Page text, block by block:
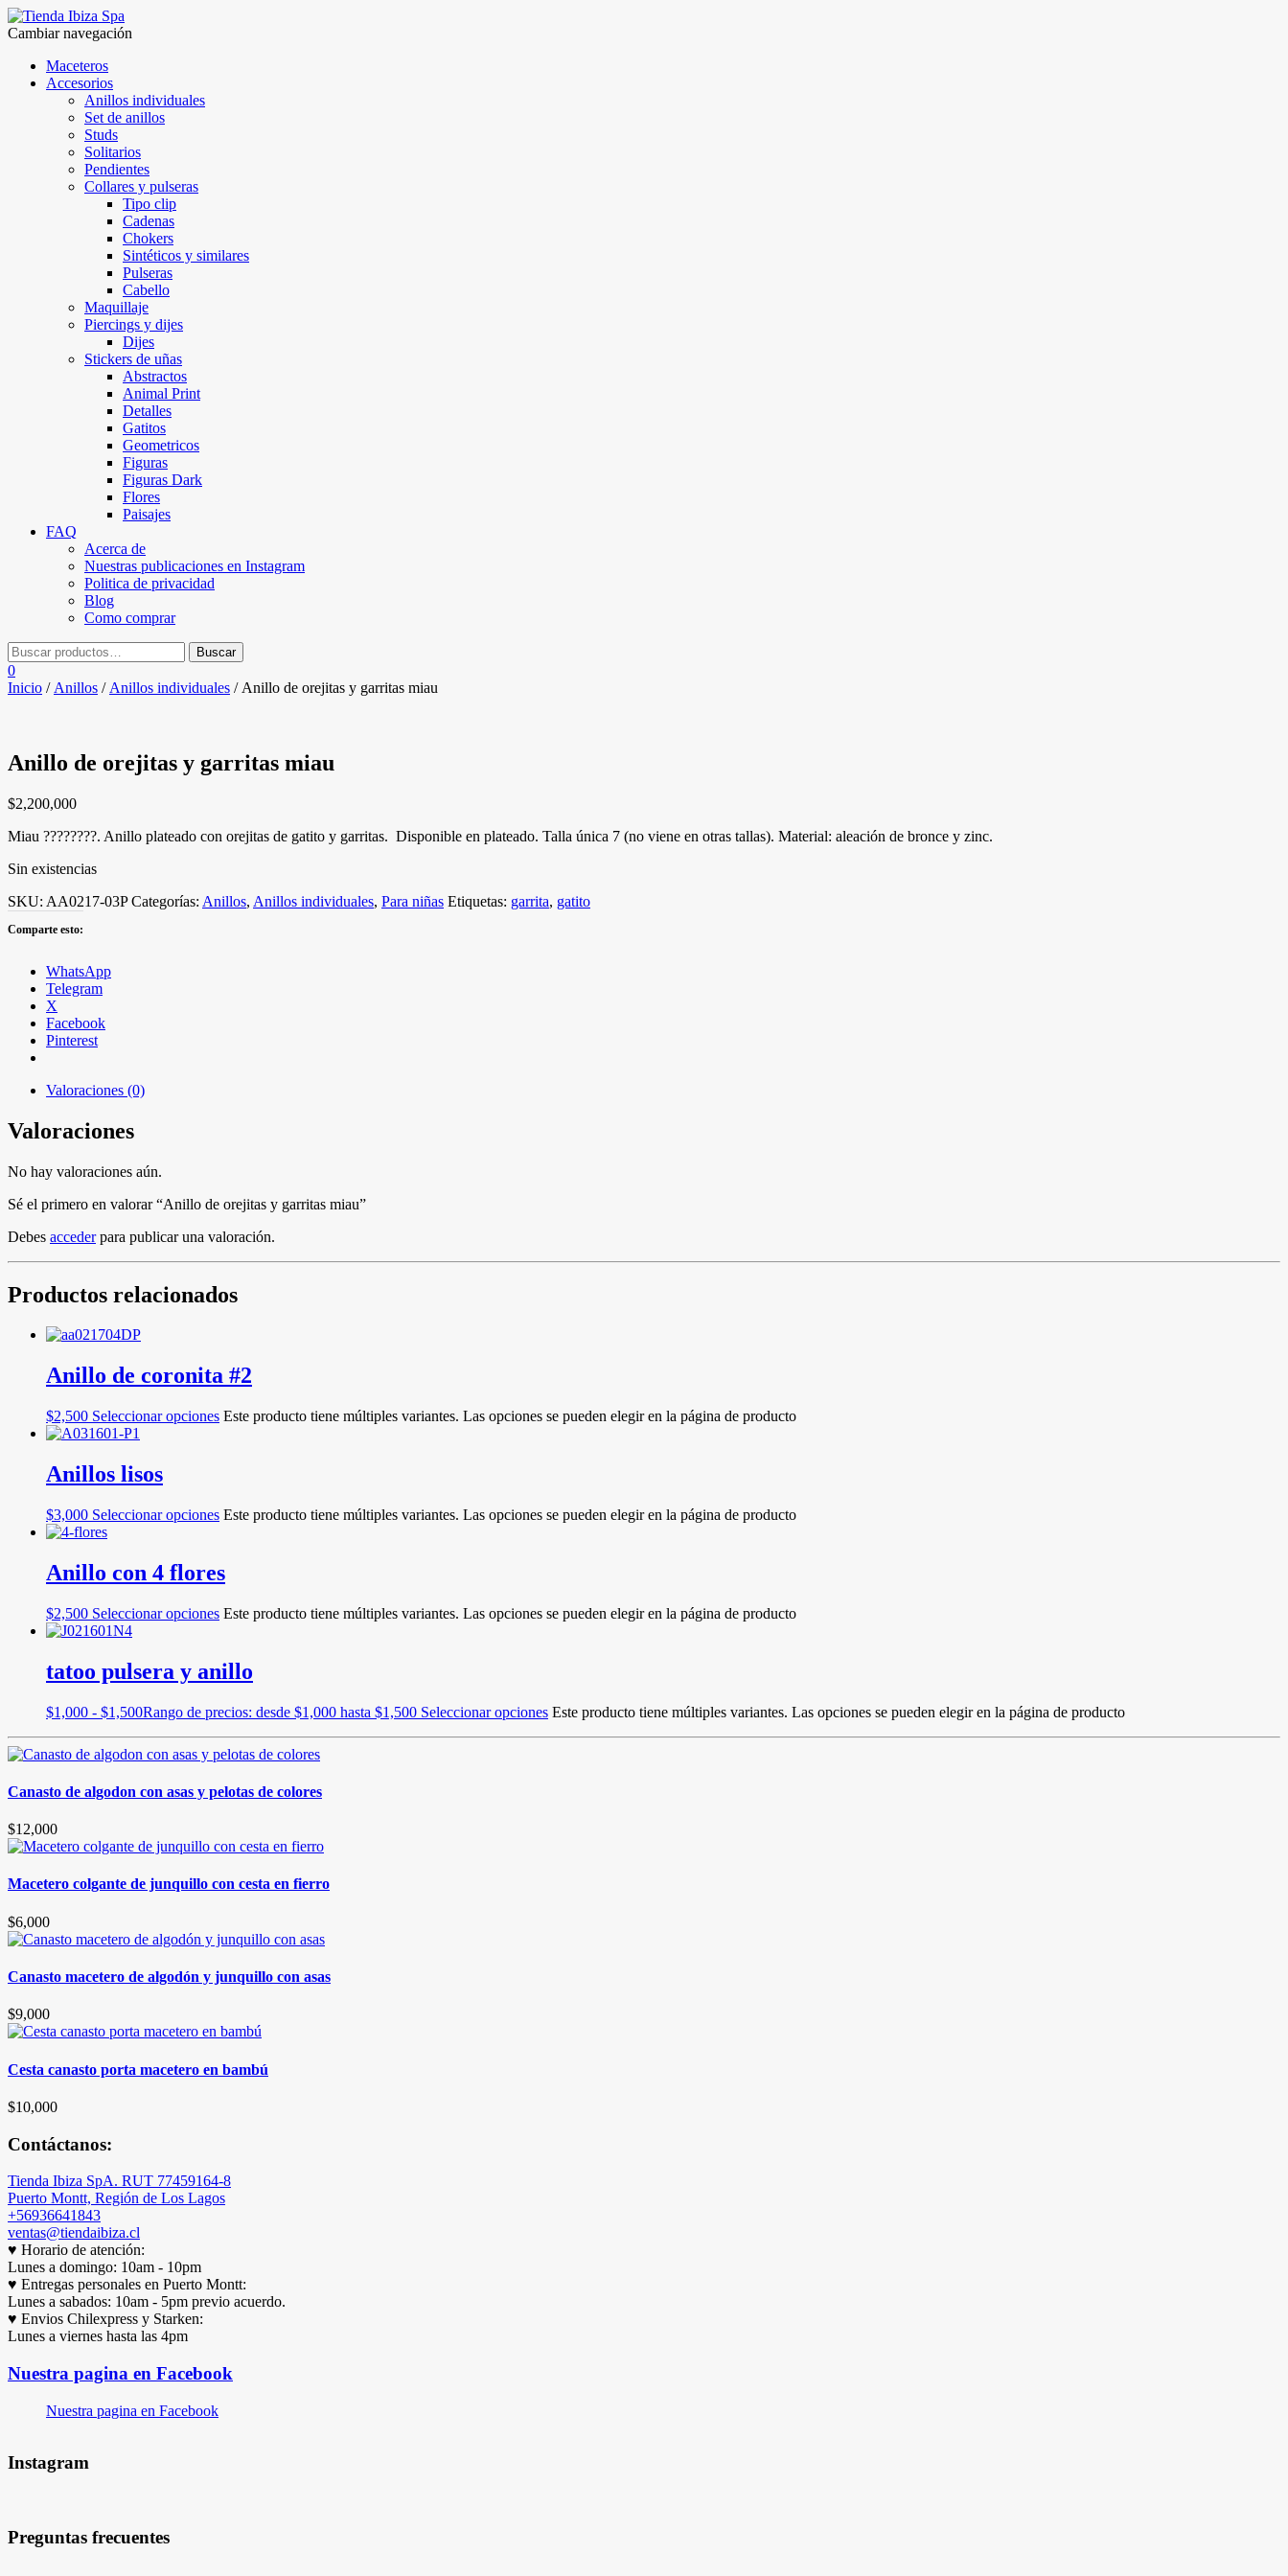
Cambiar navegación
Maceteros
Accesorios
Anillos individuales
Set de anillos
Studs
Solitarios
Pendientes
Collares y pulseras
Tipo clip
Cadenas
Chokers
Sintéticos y similares
Pulseras
Cabello
Maquillaje
Piercings y dijes
Dijes
Stickers de uñas
Abstractos
Animal Print
Detalles
Gatitos
Geometricos
Figuras
Figuras Dark
Flores
Paisajes
FAQ
Acerca de
Nuestras publicaciones en Instagram
Politica de privacidad
Blog
Como comprar
0
Inicio / Anillos / Anillos individuales / Anillo de orejitas y garritas miau
Anillo de orejitas y garritas miau
$2,200,000
Miau ????????. Anillo plateado con orejitas de gatito y garritas. Disponible en plateado. Talla única 7 (no viene en otras tallas). Material: aleación de bronce y zinc.
Sin existencias
SKU: AA0217-03P Categorías: Anillos, Anillos individuales, Para niñas Etiquetas: garrita, gatito
Comparte esto:
WhatsApp
Telegram
X
Facebook
Pinterest
Valoraciones (0)
Valoraciones
No hay valoraciones aún.
Sé el primero en valorar “Anillo de orejitas y garritas miau”
Debes accederpara publicar una valoración.
Productos relacionados
Anillo de coronita #2
$2,500 Seleccionar opciones Este producto tiene múltiples variantes. Las opciones se pueden elegir en la página de producto
Anillos lisos
$3,000 Seleccionar opciones Este producto tiene múltiples variantes. Las opciones se pueden elegir en la página de producto
Anillo con 4 flores
$2,500 Seleccionar opciones Este producto tiene múltiples variantes. Las opciones se pueden elegir en la página de producto
tatoo pulsera y anillo
$1,000 - $1,500Rango de precios: desde $1,000 hasta $1,500 Seleccionar opciones Este producto tiene múltiples variantes. Las opciones se pueden elegir en la página de producto
Canasto de algodon con asas y pelotas de colores
$12,000
Macetero colgante de junquillo con cesta en fierro
$6,000
Canasto macetero de algodón y junquillo con asas
$9,000
Cesta canasto porta macetero en bambú
$10,000
Contáctanos:
Tienda Ibiza SpA. RUT 77459164-8
Puerto Montt, Región de Los Lagos
+56936641843
ventas@tiendaibiza.cl
♥ Horario de atención:
Lunes a domingo: 10am - 10pm
♥ Entregas personales en Puerto Montt:
Lunes a sabados: 10am - 5pm previo acuerdo.
♥ Envios Chilexpress y Starken:
Lunes a viernes hasta las 4pm
Nuestra pagina en Facebook
Nuestra pagina en Facebook
Instagram
Preguntas frecuentes